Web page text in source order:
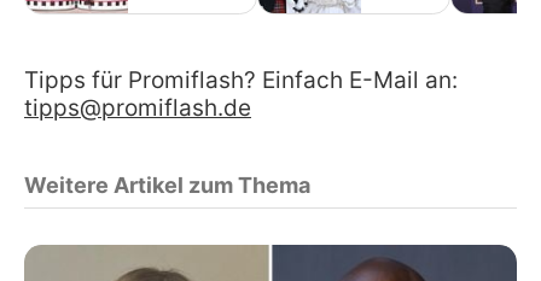
Tipps für Promiflash? Einfach E-Mail an:
tipps@promiflash.de
Weitere Artikel zum Thema